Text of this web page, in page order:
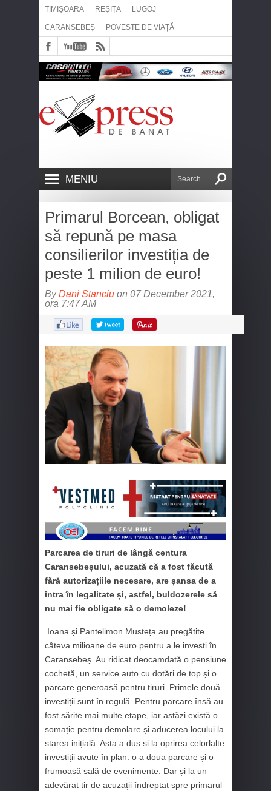
TIMIȘOARA REȘIȚA LUGOJ
CARANSEBEȘ POVESTE DE VIAȚĂ
MENIU
Primarul Borcean, obligat
să repună pe masa
consilierilor investiția de
peste 1 milion de euro!
ByDani Stanciu on 07 December 2021,
ora 7:47 AM
Parcarea de tiruri de lângă centura
Caransebeșului, acuzată că a fost făcută
fără autorizațiile necesare, are șansa de a
intra în legalitate și, astfel, buldozerele să
nu mai fie obligate să o demoleze!
Ioana și Pantelimon Musteța au pregătite
câteva milioane de euro pentru a le investi în
Caransebeș. Au ridicat deocamdată o pensiune
cochetă, un service auto cu dotări de top și o
parcare generoasă pentru tiruri. Primele două
investiții sunt în regulă. Pentru parcare însă au
fost sărite mai multe etape, iar astăzi există o
somație pentru demolare și aducerea locului la
starea inițială. Asta a dus și la oprirea celorlalte
investiții avute în plan: o a doua parcare și o
frumoasă sală de evenimente. Dar și la un
adevărat tir de acuzații îndreptat spre primarul